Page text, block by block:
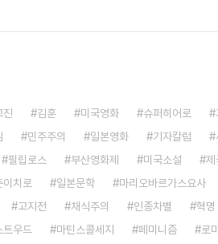
진 김훈 미국영화 슈퍼히어로
민주주의 일본영화 기자칼럼
필립로스
부산영화제 미국소설 제
이치로
일본문학 마리오바르가스요사
고지전
채식주의 인종차별 혁명
트우드
마틴스콜세지 페미니즘 로